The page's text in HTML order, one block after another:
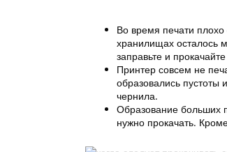
Во время печати плохо
хранилищах осталось
заправьте и
Принтер совсем не
образовались пустоты
чернила.
Образование больших
нужно прокачать.